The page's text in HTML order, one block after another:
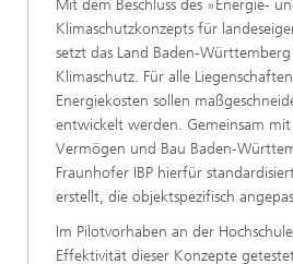
Mit dem Beschluss des »Energie-
Klimaschutzkonzepts für
setzt das Land Baden-
Klimaschutz. Für alle
Energiekosten sollen
entwickelt werden. Gemeinsam
Vermögen und Bau Baden-
Fraunhofer IBP hierfür
erstellt, die objektspezifisch
Im Pilotvorhaben an der
Effektivität dieser Konzepte